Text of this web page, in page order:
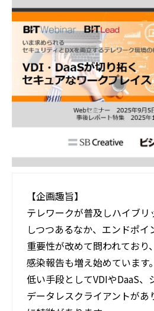
活用事例
ブログ
【企画趣旨】
テレワークが普及しハイブ
しつつあるなか、エンドポイ
重要性が改めて問われており
感染報告も増え始めています
低い手段としてVDIやDaaS、
データレスクライアントが